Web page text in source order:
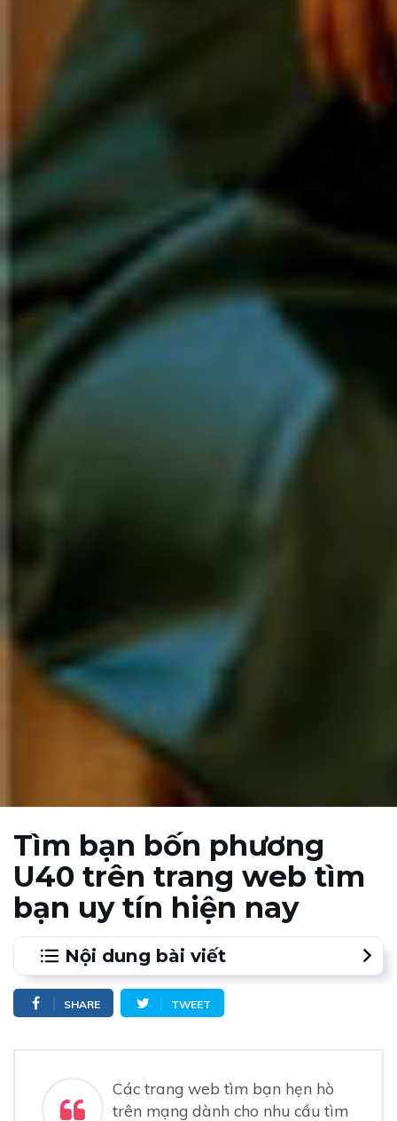
Tìm bạn bốn phương
U40 trên trang web tìm
bạn uy tín hiện nay
Nội dung bài viết
1.Người dùng tạo buổi hẹn hò để tìm bạn bốn phương
SHARE TWEET
Các trang web tìm bạn hẹn hò
trên mạng dành cho nhu cầu tìm